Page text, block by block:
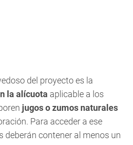
del proyecto es la
la alícuota aplicable a los
jugos o zumos naturales
Para acceder a ese
deberán contener al menos un